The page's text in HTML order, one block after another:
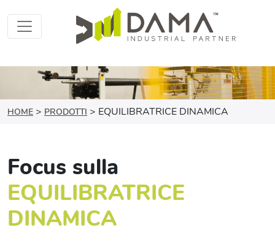
HOME > PRODOTTI > EQUILIBRATRICE DINAMICA
Focus sulla
EQUILIBRATRICE
DINAMICA